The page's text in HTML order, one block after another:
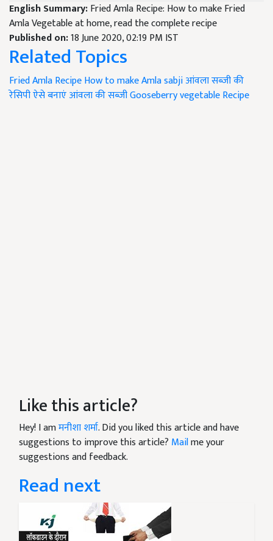
English Summary:Fried Amla Recipe: How to make Fried
Amla Vegetable at home, read the complete recipe
Published on:18 June 2020, 02:19 PM IST
Related Topics
Fried Amla RecipeHow to make Amla sabjiआंवला सब्जी की
रेसिपीऐसे बनाएं आंवला की सब्जीGooseberry vegetable Recipe
Like this article?
Hey! I amमनीशा शर्मा. Did you liked this article and have
suggestions to improve this article? Mailme your
suggestions and feedback.
Read next